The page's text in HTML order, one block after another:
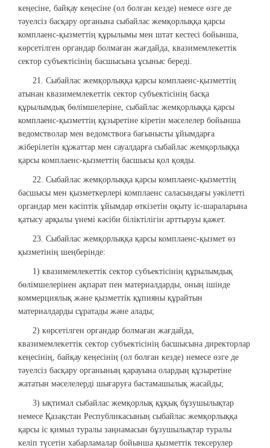
кеңесіне, байқау кеңесіне (ол болған кезде) немесе өзге де
тәуелсіз басқару органына сыбайлас жемқорлыққа қарсы
комплаенс-қызметтің құрылымы мен штат кестесі бойынша,
көрсетілген органдар болмаған жағдайда, квазимемлекеттік
сектор субъектісінің басшысына ұсыныс береді.
21. Сыбайлас жемқорлыққа қарсы комплаенс-қызметтің
атынан квазимемлекеттік сектор субъектісінің басқа
құрылымдық бөлімшелеріне, сыбайлас жемқорлыққа қарсы
комплаенс-қызметтің құзыретіне кіретін мәселелер бойынша
ведомстволар мен ведомствоға бағынысты ұйымдарға
жіберілетін құжаттар мен сауалдарға сыбайлас жемқорлыққа
қарсы комплаенс-қызметтің басшысы қол қояды.
22. Сыбайлас жемқорлыққа қарсы комплаенс-қызметтің
басшысы мен қызметкерлері комплаенс саласындағы уәкілетті
органдар мен кәсіптік ұйымдар өткізетін оқыту іс-шараларына
қатысу арқылы үнемі кәсіби біліктілігін арттыруы қажет.
23. Сыбайлас жемқорлыққа қарсы комплаенс-қызмет өз
қызметінің шеңберінде:
1) квазимемлекеттік сектор субъектісінің құрылымдық
бөлімшелерінен ақпарат пен материалдарды, оның ішінде
коммерциялық және қызметтік құпияны құрайтын
материалдарды сұратады және алады;
2) көрсетілген органдар болмаған жағдайда,
квазимемлекеттік сектор субъектісінің басшысына директорлар
кеңесінің, байқау кеңесінің (ол болған кезде) немесе өзге де
тәуелсіз басқару органының қарауына олардың құзыретіне
жататын мәселелерді шығаруға бастамашылық жасайды;
3) ықтимал сыбайлас жемқорлық құқық бұзушылықтар
немесе Қазақстан Республикасының сыбайлас жемқорлыққа
қарсы іс қимыл туралы заңнамасын бұзушылықтар туралы
келіп түсетін хабарламалар бойынша қызметтік тексерулер